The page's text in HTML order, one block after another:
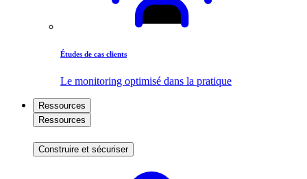
Études de cas clients
Le monitoring optimisé dans la pratique
Ressources
Ressources
Construire et sécuriser